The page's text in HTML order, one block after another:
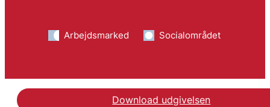
Arbejdsmarked Socialområdet
Download udgivelsen